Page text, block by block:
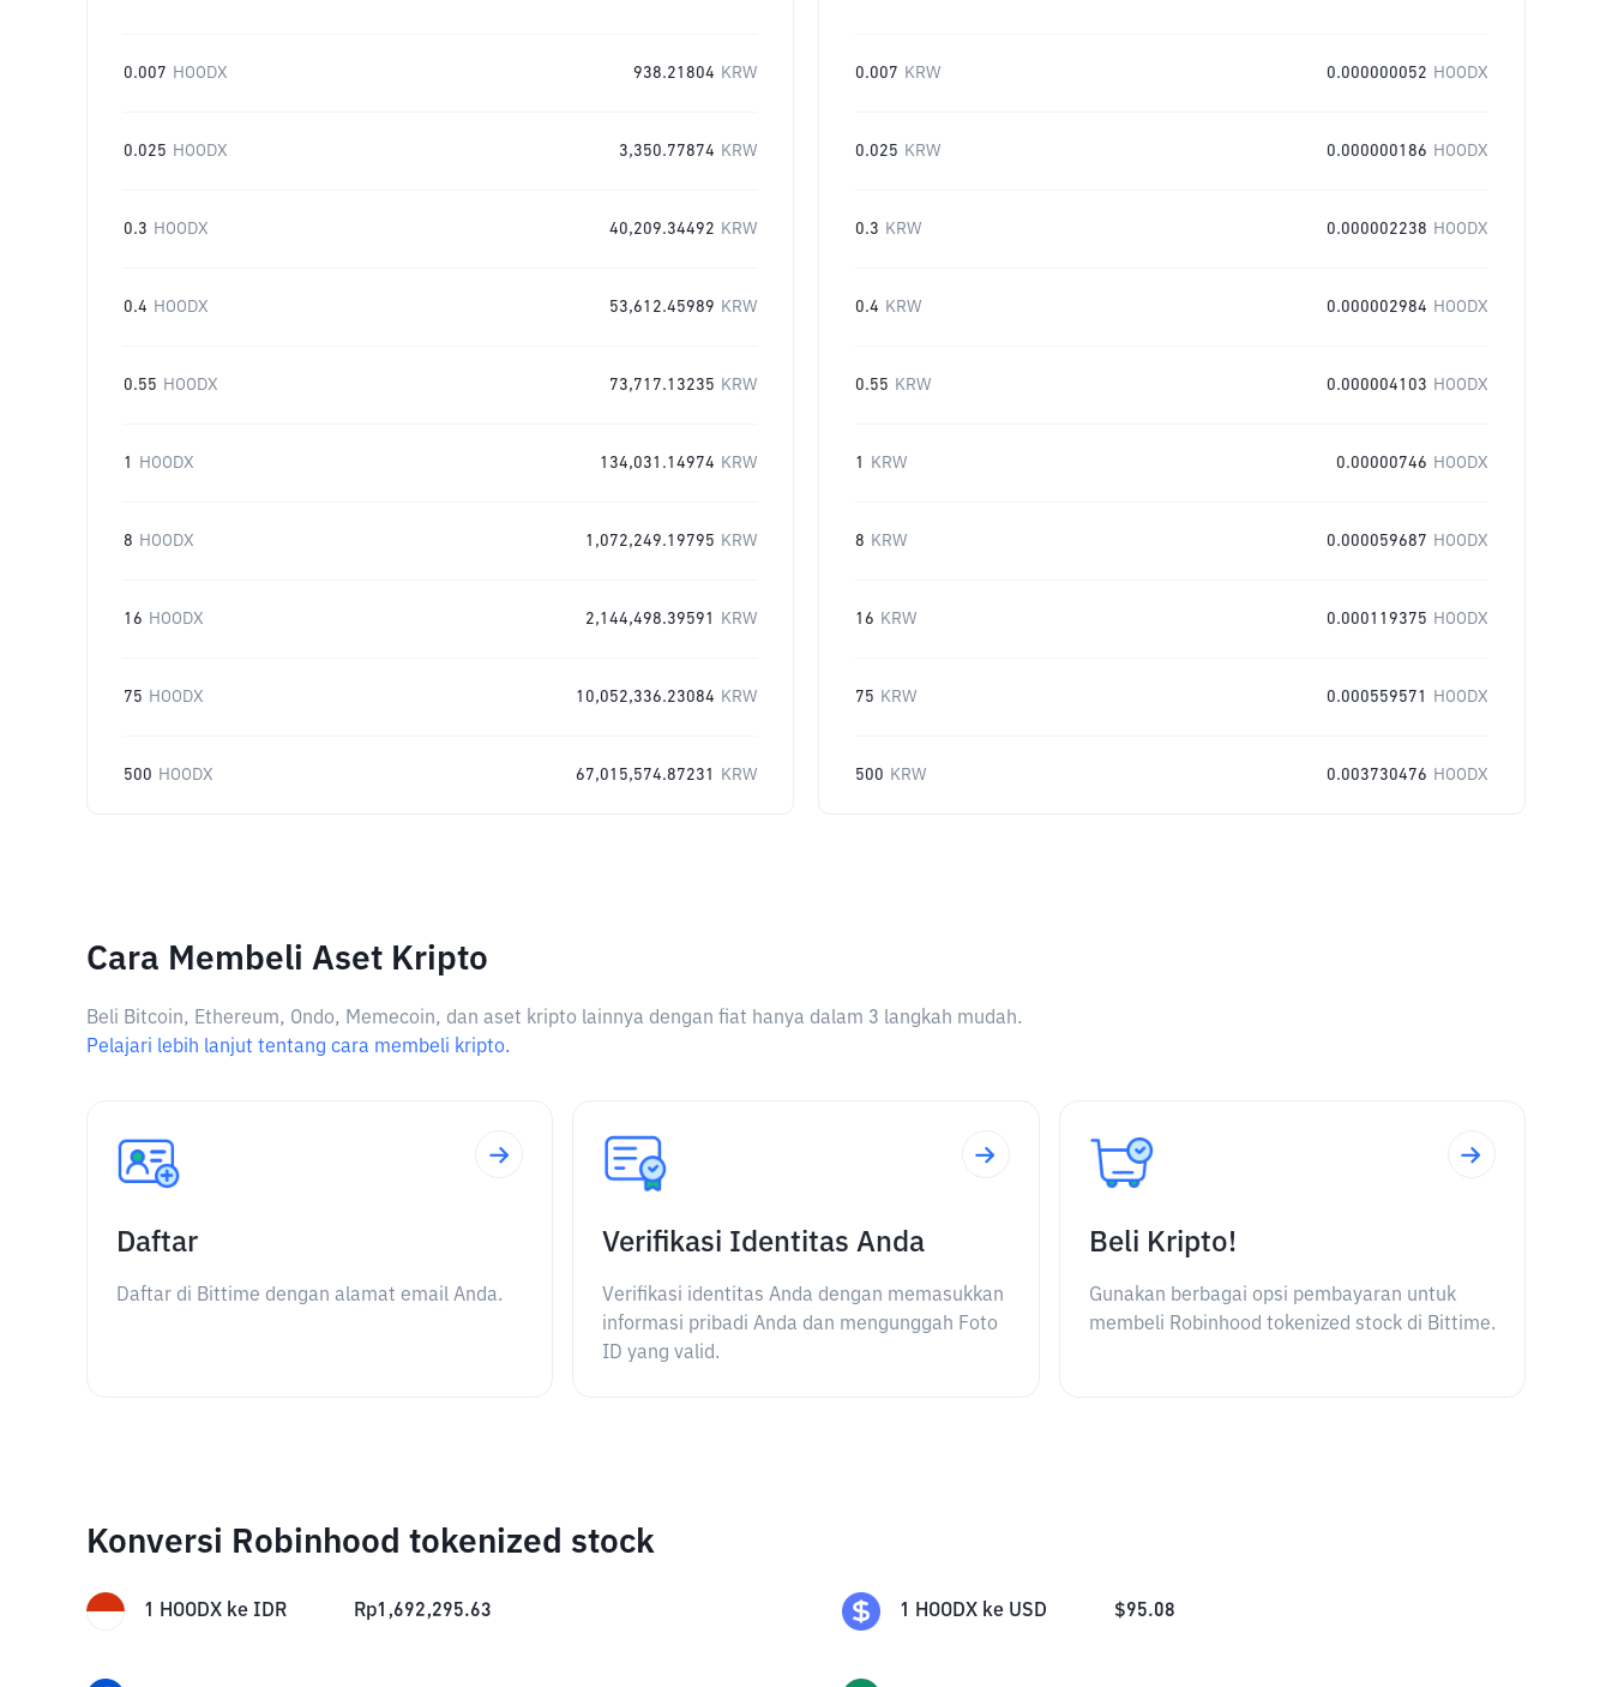
0.007 HOODX 938.21804 KRW
0.025 HOODX 3,350.77874 KRW
0.3 HOODX 40,209.34492 KRW
0.4 HOODX 53,612.45989 KRW
0.55 HOODX 73,717.13235 KRW
1 HOODX 134,031.14974 KRW
8 HOODX 1,072,249.19795 KRW
16 HOODX 2,144,498.39591 KRW
75 HOODX 10,052,336.23084 KRW
500 HOODX 67,015,574.87231 KRW
0.007 KRW 0.000000052 HOODX
0.025 KRW 0.000000186 HOODX
0.3 KRW 0.000002238 HOODX
0.4 KRW 0.000002984 HOODX
0.55 KRW 0.000004103 HOODX
1 KRW 0.00000746 HOODX
8 KRW 0.000059687 HOODX
16 KRW 0.000119375 HOODX
75 KRW 0.000559571 HOODX
500 KRW 0.003730476 HOODX
Cara Membeli Aset Kripto
Beli Bitcoin, Ethereum, Ondo, Memecoin, dan aset kripto lainnya dengan fiat hanya dalam 3 langkah mudah.
Pelajari lebih lanjut tentang cara membeli kripto.
Daftar
Daftar di Bittime dengan alamat email Anda.
Verifikasi Identitas Anda
Verifikasi identitas Anda dengan memasukkan
informasi pribadi Anda dan mengunggah Foto
ID yang valid.
Beli Kripto!
Gunakan berbagai opsi pembayaran untuk
membeli Robinhood tokenized stock di Bittime.
Konversi Robinhood tokenized stock
1 HOODX ke IDR Rp1,692,295.63 1 HOODX ke USD $95.08